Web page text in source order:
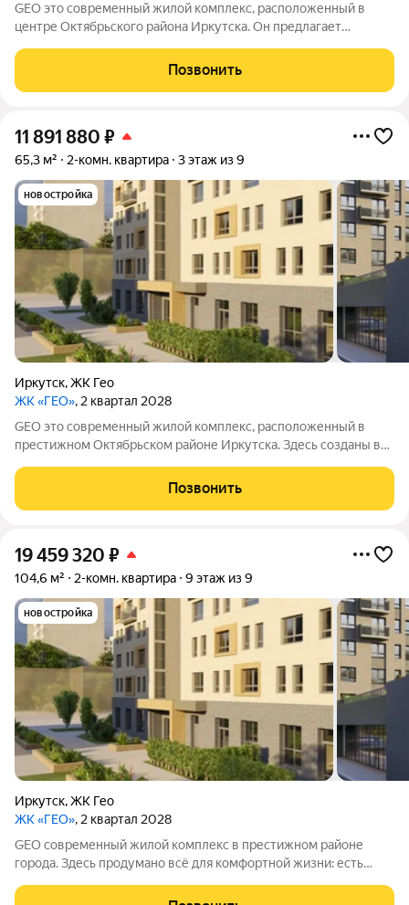
GEO это современный жилой комплекс, расположенный в
центре Октябрьского района Иркутска. Он предлагает
и возможности для отдыха и общения. Комплекс находится в
одном из наиболее привлекательных
Позвонить
11 891 880 ₽
65,3 м² 2-комн. квартира 3 этаж из 9
новостройка
Иркутск,ЖК Гео
ЖК «ГЕО», 2 квартал 2028
GEO это современный жилой комплекс, расположенный в
престижном Октябрьском районе Иркутска. Здесь созданы все
инфраструктура, возможности для отдыха и общения.
Позвонить
19 459 320 ₽
104,6 м² 2-комн. квартира 9 этаж из 9
новостройка
Иркутск,ЖК Гео
ЖК «ГЕО», 2 квартал 2028
GEO современный жилой комплекс в престижном районе
города. Здесь продумано всё для комфортной жизни: есть